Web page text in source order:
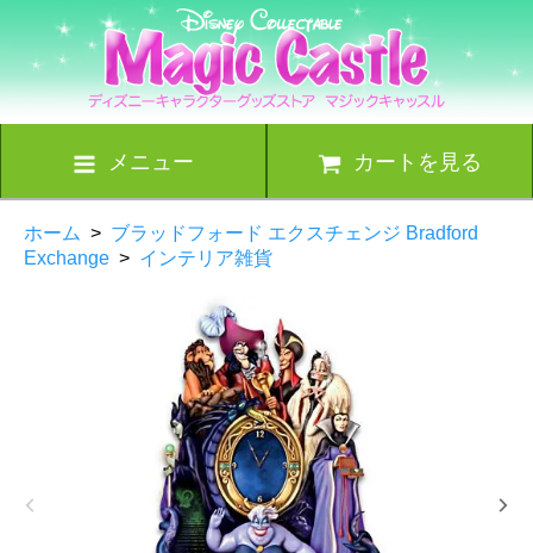
メニュー カートを見る
ホーム > ブラッドフォード エクスチェンジ Bradford
Exchange > インテリア雑貨